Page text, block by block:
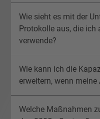
Wie sieht es mit der
Protokolle aus, die
verwende?
Wie kann ich die
erweitern, wenn
Welche Maßnahmen